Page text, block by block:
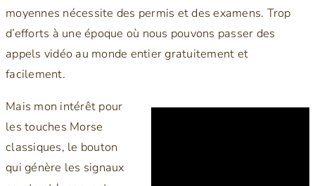
moyennes nécessite des permis et des examens. Trop
d’efforts à une époque où nous pouvons passer des
appels vidéo au monde entier gratuitement et
facilement.
Mais mon intérêt pour
les touches Morse
classiques, le bouton
qui génère les signaux